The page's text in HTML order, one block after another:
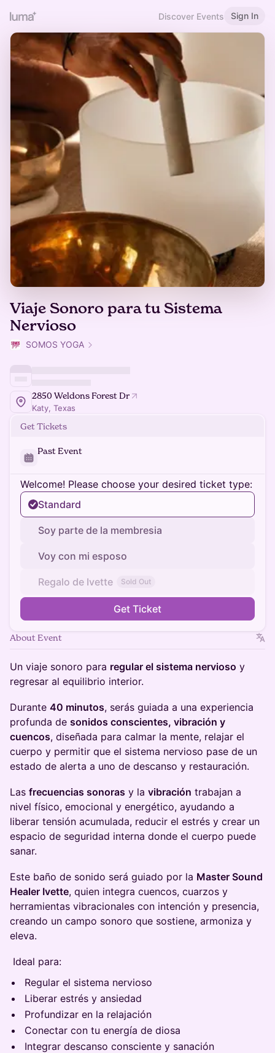
Discover Events Sign In
Viaje Sonoro para tu Sistema
Nervioso
SOMOS YOGA
2850 Weldons Forest Dr
Katy, Texas
Get Tickets
Past Event
Welcome! Please choose your desired ticket type:
Standard
Soy parte de la membresia
Voy con mi esposo
Regalo de Ivette Sold Out
Get Ticket
About Event
Un viaje sonoro para regular el sistema nervioso y
regresar al equilibrio interior.
Durante 40 minutos, serás guiada a una experiencia
profunda de sonidos conscientes, vibración y
cuencos, diseñada para calmar la mente, relajar el
cuerpo y permitir que el sistema nervioso pase de un
estado de alerta a uno de descanso y restauración.
Las frecuencias sonoras y la vibración trabajan a
nivel físico, emocional y energético, ayudando a
liberar tensión acumulada, reducir el estrés y crear un
espacio de seguridad interna donde el cuerpo puede
sanar.
Este baño de sonido será guiado por la Master Sound
Healer Ivette, quien integra cuencos, cuarzos y
herramientas vibracionales con intención y presencia,
creando un campo sonoro que sostiene, armoniza y
eleva.
Ideal para:
Regular el sistema nervioso
Liberar estrés y ansiedad
Profundizar en la relajación
Conectar con tu energía de diosa
Integrar descanso consciente y sanación